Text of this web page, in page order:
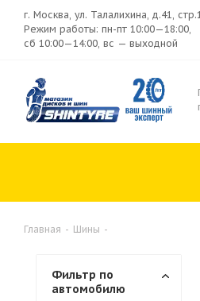
г. Москва, ул. Талалихина, д.41,
Режим работы: пн-пт 10:00—18:00,
сб 10:00—14:00, вс — выходной
Главная - Шины -
Фильтр по
автомобилю